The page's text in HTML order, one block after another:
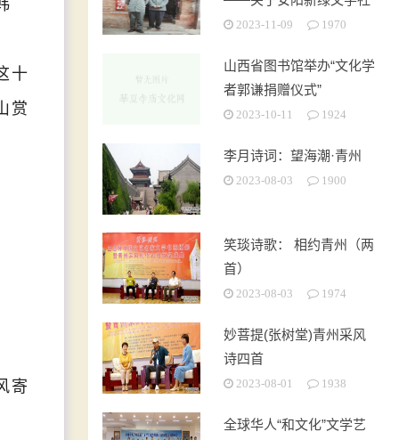
十
赏
寄
的回忆
2023-11-09 1970
山西省图书馆举办“文化学
者郭谦捐赠仪式”
2023-10-11 1924
李月诗词：望海潮·青州
2023-08-03 1900
笑琰诗歌： 相约青州（两
首）
2023-08-03 1974
妙菩提(张树堂)青州采风
诗四首
2023-08-01 1938
全球华人“和文化”文学艺